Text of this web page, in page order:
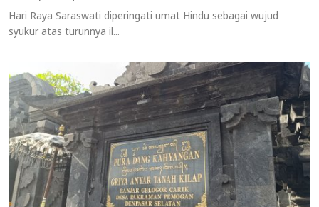
Hari Raya Saraswati diperingati umat Hindu sebagai wujud
syukur atas turunnya il...